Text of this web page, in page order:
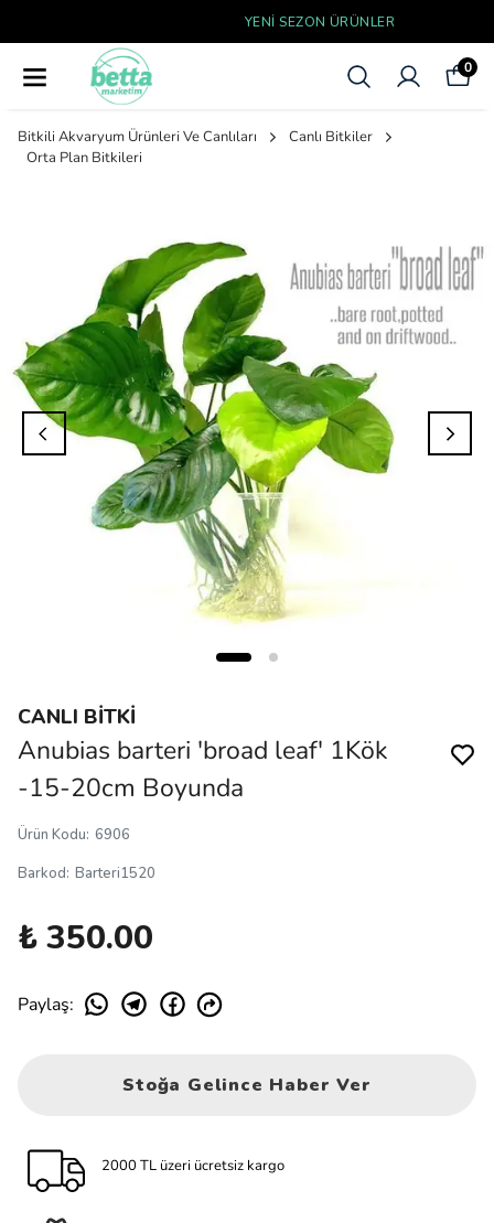
YENI SEZON ÜRÜNLER
0
Bitkili Akvaryum Ürünleri Ve Canlıları
Canlı Bitkiler
Orta Plan Bitkileri
CANLI BİTKİ
Anubias barteri 'broad leaf' 1Kök
-15-20cm Boyunda
Ürün Kodu: 6906
Barkod: Barteri1520
₺ 350.00
Paylaş:
Stoğa Gelince Haber Ver
2000 TL üzeri ücretsiz kargo